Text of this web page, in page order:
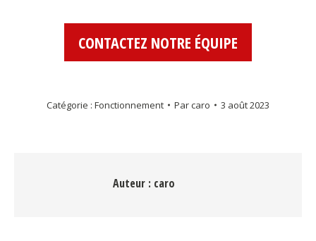
CONTACTEZ NOTRE ÉQUIPE
Catégorie : Fonctionnement Parcaro 3 août 2023
Auteur : caro